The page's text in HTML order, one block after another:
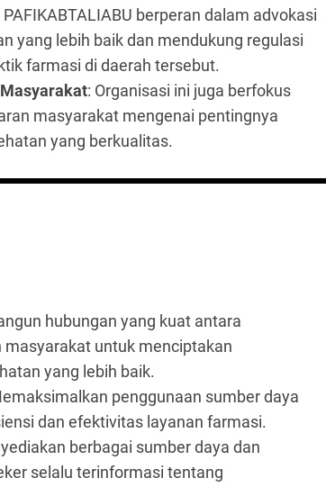
PAFIKABTALIABU berperan dalam advokasi
yang lebih baik dan mendukung regulasi
farmasi di daerah tersebut.
: Organisasi ini juga berfokus
masyarakat mengenai pentingnya
yang berkualitas.
hubungan yang kuat antara
masyarakat untuk menciptakan
yang lebih baik.
penggunaan sumber daya
dan efektivitas layanan farmasi.
berbagai sumber daya dan
selalu terinformasi tentang